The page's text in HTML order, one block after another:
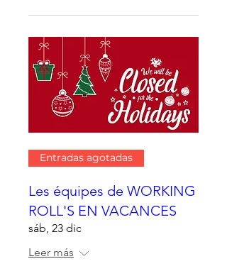
Entradas agotadas
Les équipes de WORKING
ROLL'S EN VACANCES
sáb, 23 dic
Leer más